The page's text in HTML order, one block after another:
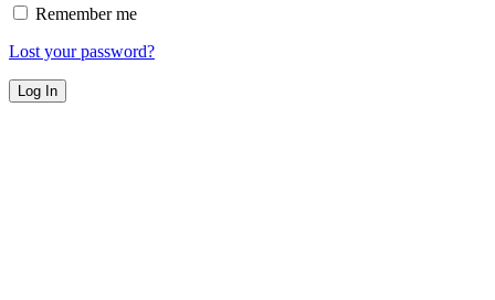
Remember me
Lost your password?